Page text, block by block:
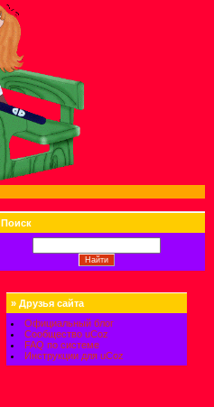
Поиск
» Друзья сайта
Официальный блог
Сообщество uCoz
FAQ по системе
Инструкции для uCoz